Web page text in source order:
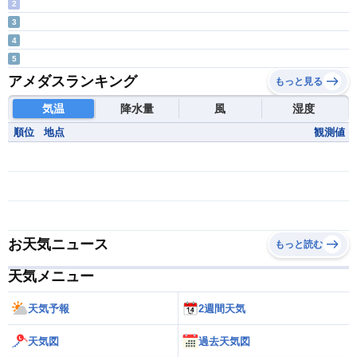
2
3
4
5
アメダスランキング もっと見る
気温 降水量 風 湿度
順位 地点 観測値
お天気ニュース もっと読む
天気メニュー
天気予報 2週間天気
天気図 過去天気図